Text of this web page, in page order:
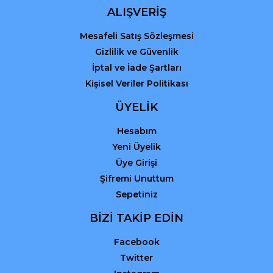
ALIŞVERİŞ
Mesafeli Satış Sözleşmesi
Gizlilik ve Güvenlik
İptal ve İade Şartları
Kişisel Veriler Politikası
ÜYELİK
Hesabım
Yeni Üyelik
Üye Girişi
Şifremi Unuttum
Sepetiniz
BİZİ TAKİP EDİN
Facebook
Twitter